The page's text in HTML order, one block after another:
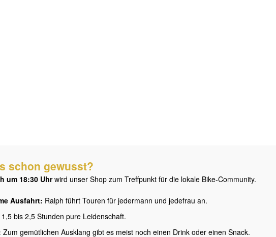
schon gewusst?
um 18:30 Uhrwird unser Shop zum Treffpunkt für die lokale Bike-Community.
Ausfahrt: Ralph führt Touren für jedermann und jedefrau an.
bis 2,5 Stunden pure Leidenschaft.
Zum gemütlichen Ausklang gibt es meist noch einen Drink oder einen Snack.